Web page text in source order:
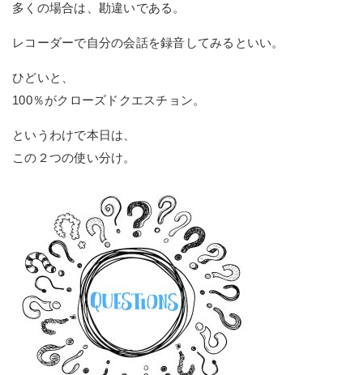
多くの場合は、勘違いである。
レコーダーで自分の会話を録音してみるといい。
ひどいと、
100％がクローズドクエスチョン。
というわけで本日は、
この２つの使い分け。